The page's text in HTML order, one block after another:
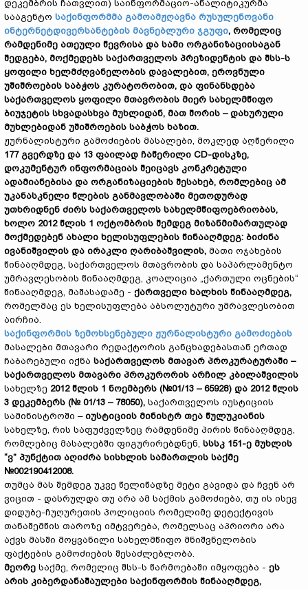
დეკემბრის ჩათვლით) საინფორმაციო-ანალიტიკურმა
სააგენტო საქინფორმმა გამოამჟღავნა რუსულენოვანი
ინტერნეტდივერსანტების მავნებლური ჯგუფი, რომელიც
რამდენიმე ათეული წევრისა და სამი ორგანიზაციისაგან
შედგება, მოქმედებს საქართველოს პრეზიდენტის და შსს-ს
ყოფილი ხელმძღვანელობის დავალებით, ეროვნული
უშიშროების საბჭოს კურატორობით, და ფინანსდება
საქართველოს ყოფილი მთავრობის მიერ სახელმწიფო
ბიუჯეტის სხვადასხვა მუხლიდან, მათ შორის – დახურული
მუხლებიდან უშიშროების საბჭოს ხაზით.
ჟურნალისტური გამოძიების მასალები, მოკლედ აღწერილი
177 გვერდზე და 13 ფაილად ჩაწერილი CD-დისკზე,
დოკუმენტურ ინფორმაციას შეიცავს კონკრეტული
ადამიანებისა და ორგანიზაციების შესახებ, რომლებიც ამ
უკანასკნელი წლების განმავლობაში მეთოდურად
უთხრიდნენ ძირს საქართველოს სახელმწიფოებრიობას,
ხოლო 2012 წლის 1 ოქტომბრის შემდეგ მიზანმიმართულად
მოქმედებენ ახალი ხელისუფლების წინააღმდეგ: ბიძინა
ივანიშვილის და ირაკლი ღარიბაშვილის, მათი ოჯახების
წინააღმდეგ, საქართველოს მთავრობის და საპარლამენტო
უმრავლესობის წინააღმდეგ, კოალიცია „ქართული ოცნების“
წინააღმდეგ, მაშასადამე - ქართველი ხალხის წინააღმდეგ,
რომელმაც ეს ხელისუფლება აბსოლუტური უმრავლესობით
აირჩია.
საქინფორმის ზემოხსენებული ჟურნალისტური გამოძიების
მასალები მთავარი რედაქტორის განცხადებასთან ერთად
ჩაბარებული იქნა საქართველოს მთავარ პროკურატურაში –
საქართველოს მთავარი პროკურორის არჩილ კბილაშვილის
სახელზე 2012 წლის 1 ნოემბერს (№01/13 – 65928) და 2012 წლის
3 დეკემბერს (№ 01/13 – 78050), საქართველოს იუსტიციის
სამინისტროში – იუსტიციის მინისტრ თეა წულუკიანის
სახელზე, რის საფუძველზეც რამდენიმე პირის წინააღმდეგ,
რომლებიც მასალებში ფიგურირებდნენ, სსსკ 151-ე მუხლის
“ვ” პუნქტით აღიძრა სისხლის სამართლის საქმე
№002190412008.
თუმცა მას შემდეგ უკვე წელიწადზე მეტი გავიდა და ჩვენ არ
ვიცით - დასრულდა თუ არა ამ საქმის გამოძიება, თუ ის ისევ
დიდუბე-ჩუღურეთის პოლიციის რომელიმე დეტექტივის
თანაშემწის თაროზე იმტვერება, რომელსაც აპრიორი არა
აქვს მასში მოყვანილი სახელმწიფო მნიშვნელობის
ფაქტების გამოძიების შესაძლებლობა.
მეორე საქმე, რომელიც შსს-ს წარმოებაში იმყოფება - ეს
არის კიბერდანაშაულები საქინფორმის წინააღმდეგ,